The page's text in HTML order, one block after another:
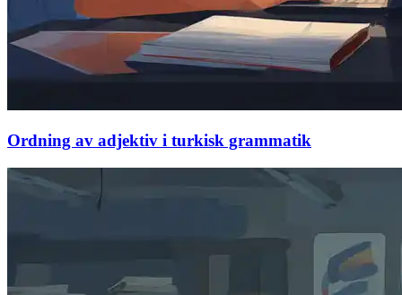
Ordning av adjektiv i turkisk grammatik